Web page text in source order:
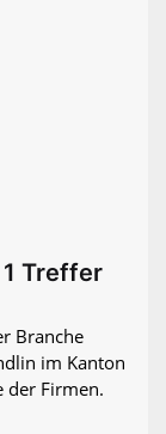
Treffer
Branche
im Kanton
der Firmen.